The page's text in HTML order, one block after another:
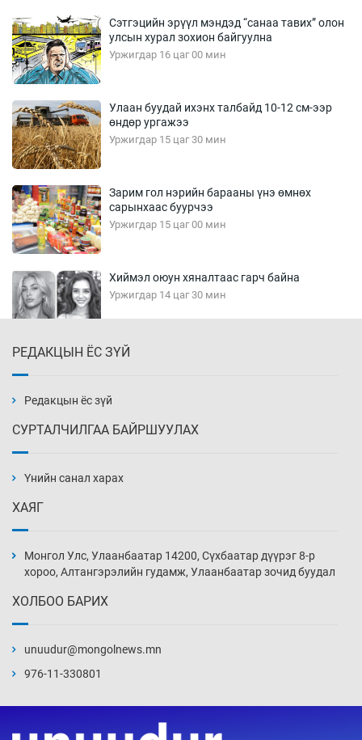
Сэтгэцийн эрүүл мэндэд “санаа тавих” олон
улсын хурал зохион байгуулна
Уржигдар 16 цаг 00 мин
Улаан буудай ихэнх талбайд 10-12 см-ээр
өндөр ургажээ
Уржигдар 15 цаг 30 мин
Зарим гол нэрийн барааны үнэ өмнөх
сарынхаас буурчээ
Уржигдар 15 цаг 00 мин
Хиймэл оюун хяналтаас гарч байна
Уржигдар 14 цаг 30 мин
Уржигдар 14 цаг 00 мин
нэмэгджээ
Уржигдар 13 цаг 30 мин
Уржигдар 13 цаг 00 мин
Уржигдар 12 цаг 30 мин
РЕДАКЦЫН ЁС ЗҮЙ
Редакцын ёс зүй
СУРТАЛЧИЛГАА БАЙРШУУЛАХ
Үнийн санал харах
ХАЯГ
Монгол Улс, Улаанбаатар 14200, Сүхбаатар дүүрэг 8-р
хороо, Алтангэрэлийн гудамж, Улаанбаатар зочид буудал
ХОЛБОО БАРИХ
unuudur@mongolnews.mn
976-11-330801